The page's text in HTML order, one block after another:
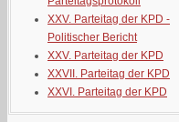
XXV. Parteitag der KPD -
Politischer Bericht
XXV. Parteitag der KPD
XXVII. Parteitag der KPD
XXVI. Parteitag der KPD